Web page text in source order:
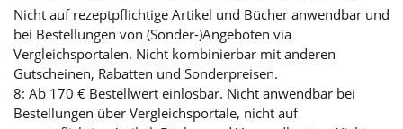
Nicht auf rezeptpflichtige Artikel und Bücher anwendbar und
bei Bestellungen von (Sonder-)Angeboten via
Vergleichsportalen. Nicht kombinierbar mit anderen
Gutscheinen, Rabatten und Sonderpreisen.
8: Ab 170 € Bestellwert einlösbar. Nicht anwendbar bei
Bestellungen über Vergleichsportale, nicht auf